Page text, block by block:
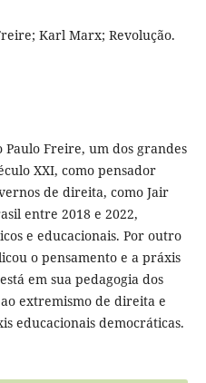
Karl Marx; Revolução.
Freire, um dos grandes
XXI, como pensador
de direita, como Jair
entre 2018 e 2022,
e educacionais. Por outro
o pensamento e a práxis
em sua pedagogia dos
extremismo de direita e
educacionais democráticas.